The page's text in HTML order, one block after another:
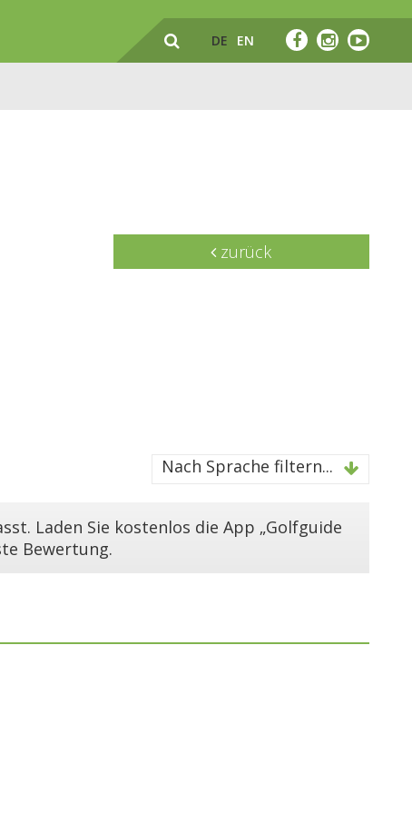
DE EN
zurück
Nach Sprache filtern...
Laden Sie kostenlos die App „Golfguide
Bewertung.